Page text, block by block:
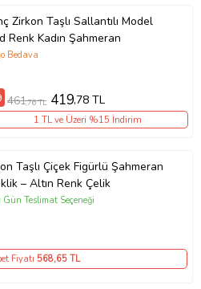
Zirkon Taşlı Sallantılı Model
Renk Kadın Şahmeran
Bedava
461,76 TL 419,78 TL
1 TL ve Üzeri %15 İndirim
Taşlı Çiçek Figürlü Şahmeran
– Altın Renk Çelik
Gün Teslimat Seçeneği
Fiyatı 568,65 TL